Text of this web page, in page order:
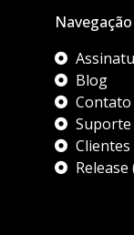
Navegação
Blog
Contato
Suporte
Clientes